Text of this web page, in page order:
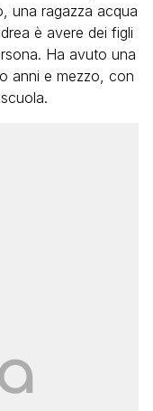
una ragazza acqua
è avere dei figli
Ha avuto una
anni e mezzo, con